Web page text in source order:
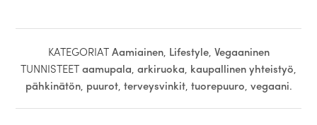
KATEGORIAT Aamiainen, Lifestyle, Vegaaninen
TUNNISTEETaamupala, arkiruoka, kaupallinen yhteistyö,
pähkinätön, puurot, terveysvinkit, tuorepuuro, vegaani.